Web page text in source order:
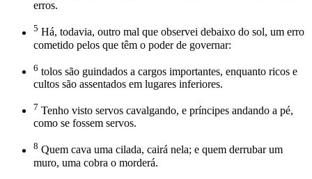
erros.
5 Há, todavia, outro mal que observei debaixo do sol, um erro
cometido pelos que têm o poder de governar:
6 tolos são guindados a cargos importantes, enquanto ricos e
cultos são assentados em lugares inferiores.
7 Tenho visto servos cavalgando, e príncipes andando a pé,
como se fossem servos.
8 Quem cava uma cilada, cairá nela; e quem derrubar um
muro, uma cobra o morderá.